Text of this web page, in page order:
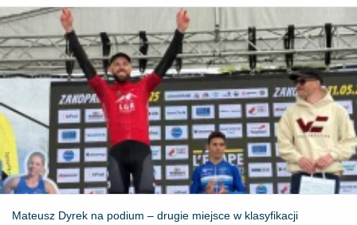
Mateusz Dyrek na podium – drugie miejsce w klasyfikacji